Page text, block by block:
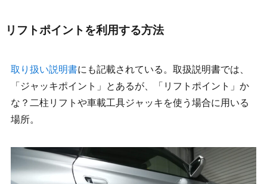
リフトポイントを利用する方法
取り扱い説明書にも記載されている。取扱説明書では、
「ジャッキポイント」とあるが、「リフトポイント」か
な？二柱リフトや車載工具ジャッキを使う場合に用いる
場所。